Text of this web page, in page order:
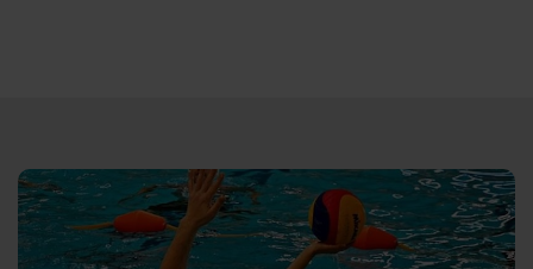
Direct door naar content